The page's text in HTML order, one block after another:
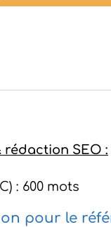
rédaction SEO :
: 600 mots
pour le